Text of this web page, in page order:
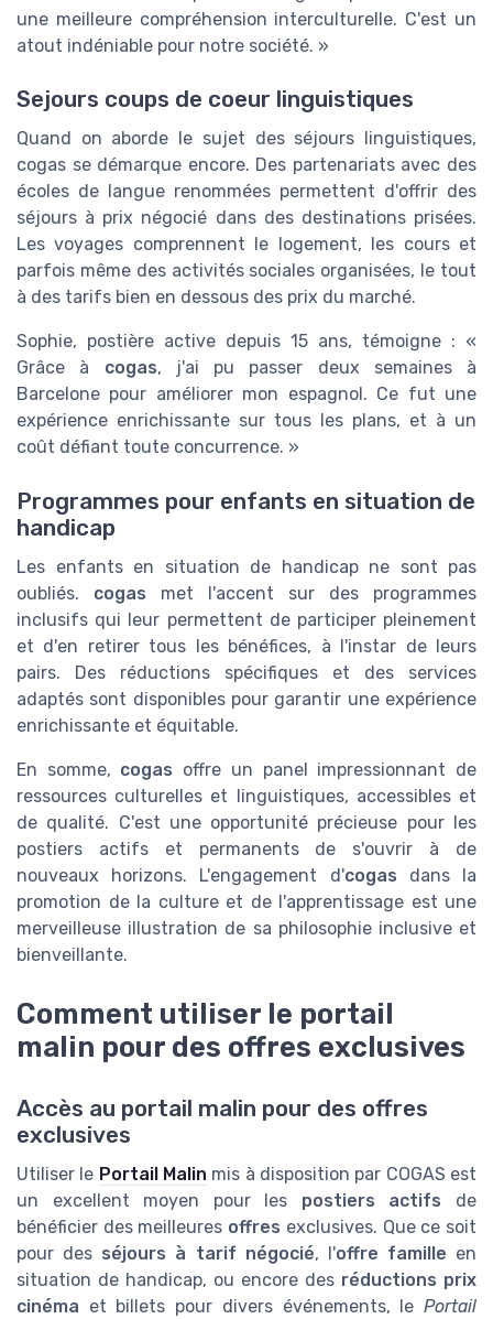
une meilleure compréhension interculturelle. C'est un
atout indéniable pour notre société. »
Sejours coups de coeur linguistiques
Quand on aborde le sujet des séjours linguistiques,
cogas se démarque encore. Des partenariats avec des
écoles de langue renommées permettent d'offrir des
séjours à prix négocié dans des destinations prisées.
Les voyages comprennent le logement, les cours et
parfois même des activités sociales organisées, le tout
à des tarifs bien en dessous des prix du marché.
Sophie, postière active depuis 15 ans, témoigne : «
Grâce à cogas, j'ai pu passer deux semaines à
Barcelone pour améliorer mon espagnol. Ce fut une
expérience enrichissante sur tous les plans, et à un
coût défiant toute concurrence. »
Programmes pour enfants en situation de
handicap
Les enfants en situation de handicap ne sont pas
oubliés. cogas met l'accent sur des programmes
inclusifs qui leur permettent de participer pleinement
et d'en retirer tous les bénéfices, à l'instar de leurs
pairs. Des réductions spécifiques et des services
adaptés sont disponibles pour garantir une expérience
enrichissante et équitable.
En somme, cogas offre un panel impressionnant de
ressources culturelles et linguistiques, accessibles et
de qualité. C'est une opportunité précieuse pour les
postiers actifs et permanents de s'ouvrir à de
nouveaux horizons. L'engagement d'cogas dans la
promotion de la culture et de l'apprentissage est une
merveilleuse illustration de sa philosophie inclusive et
bienveillante.
Comment utiliser le portail
malin pour des offres exclusives
Accès au portail malin pour des offres
exclusives
Utiliser le Portail Malin mis à disposition par COGAS est
un excellent moyen pour les postiers actifs de
bénéficier des meilleures offres exclusives. Que ce soit
pour des séjours à tarif négocié, l'offre famille en
situation de handicap, ou encore des réductions prix
cinéma et billets pour divers événements, le Portail